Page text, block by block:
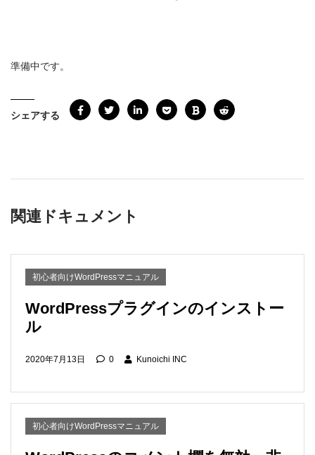
準備中です。
シェアする
関連ドキュメント
初心者向けWordPressマニュアル
WordPressプラグインのインストー
ル
2020年7月13日 0 Kunoichi INC
初心者向けWordPressマニュアル